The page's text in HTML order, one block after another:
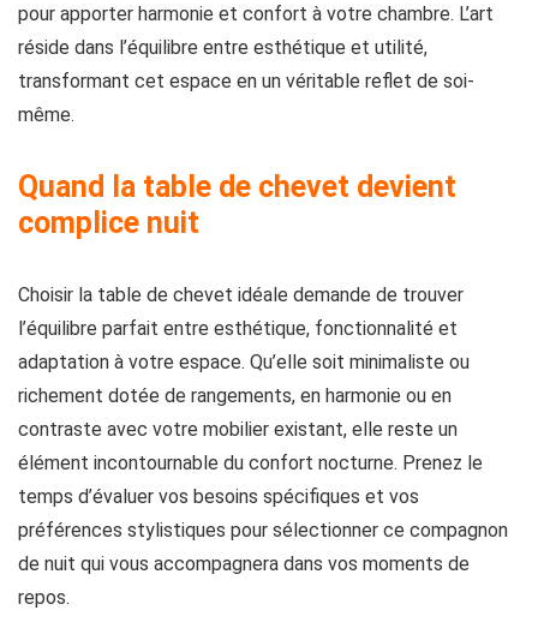
pour apporter harmonie et confort à votre chambre. L’art
réside dans l’équilibre entre esthétique et utilité,
transformant cet espace en un véritable reflet de soi-
même.
Quand la table de chevet devient
complice nuit
Choisir la table de chevet idéale demande de trouver
l’équilibre parfait entre esthétique, fonctionnalité et
adaptation à votre espace. Qu’elle soit minimaliste ou
richement dotée de rangements, en harmonie ou en
contraste avec votre mobilier existant, elle reste un
élément incontournable du confort nocturne. Prenez le
temps d’évaluer vos besoins spécifiques et vos
préférences stylistiques pour sélectionner ce compagnon
de nuit qui vous accompagnera dans vos moments de
repos.